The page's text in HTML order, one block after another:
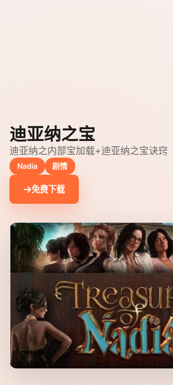
迪亚纳之宝
迪亚纳之内部宝加载+迪亚纳之宝诀窍
Nadia 剧情
免费下载